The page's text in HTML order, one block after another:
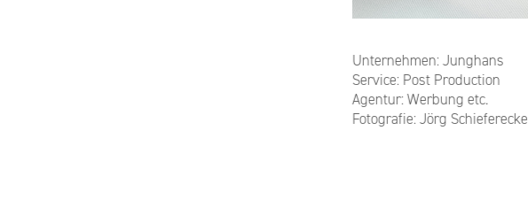
Unternehmen: Junghans
Service: Post Production
Agentur: Werbung etc.
Fotografie: Jörg Schieferecke